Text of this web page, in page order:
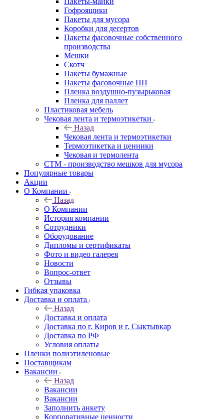
Гофроящики
Пакеты для мусора
Коробки для десертов
Пакеты фасовочные собственного
производства
Мешки
Скотч
Пакеты бумажные
Пакеты фасовочные ПП
Пленка воздушно-пузырьковая
Пленка для паллет
Пластиковая мебель
Чековая лента и термоэтикетки
Назад
Чековая лента и термоэтикетки
Термоэтикетка и ценники
Чековая и термолента
СТМ - производство мешков для мусора
Популярные товары
Акции
О Компании
Назад
О Компании
История компании
Сотрудники
Оборудование
Дипломы и сертификаты
Фото и видео галерея
Новости
Вопрос-ответ
Отзывы
Гибкая упаковка
Доставка и оплата
Назад
Доставка и оплата
Доставка по г. Киров и г. Сыктывкар
Доставка по РФ
Условия оплаты
Пленки полиэтиленовые
Поставщикам
Вакансии
Назад
Вакансии
Вакансии
Заполнить анкету
Корпоративные ценности